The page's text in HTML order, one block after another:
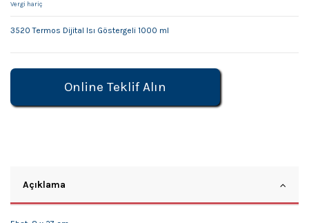
Vergi hariç
3520 Termos Dijital Isı Göstergeli 1000 ml
Online Teklif Alın
Açıklama